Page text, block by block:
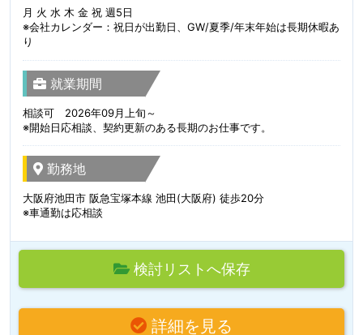
月 火 水 木 金 祝 週5日
※会社カレンダー：祝日が出勤日、GW/夏季/年末年始は長期休暇あ
り
就業期間
相談可 2026年09月上旬～
※開始日応相談、契約更新のある長期のお仕事です。
勤務地
大阪府池田市 阪急宝塚本線 池田(大阪府) 徒歩20分
※車通勤は応相談
検討リストへ保存
詳細を見る